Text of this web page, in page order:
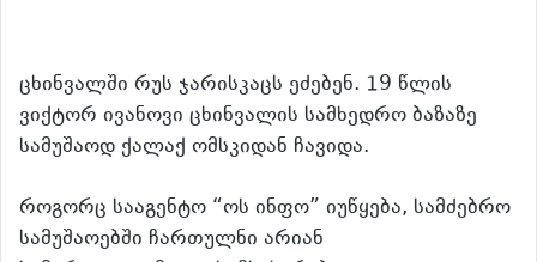
ცხინვალში რუს ჯარისკაცს ეძებენ. 19 წლის
ვიქტორ ივანოვი ცხინვალის სამხედრო ბაზაზე
სამუშაოდ ქალაქ ომსკიდან ჩავიდა.
როგორც სააგენტო “ოს ინფო” იუწყება, სამძებრო
სამუშაოებში ჩართულნი არიან